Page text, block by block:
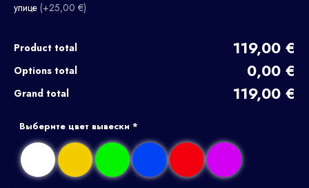
улице (+25,00 €)
Product total 119,00 €
Options total 0,00 €
Grand total 119,00 €
Выберите цвет вывески *